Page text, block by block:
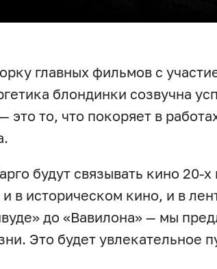
главных фильмов с
блондинки созвучна
это то, что покоряет в
будут связывать кино 20-
в историческом кино, и в
до «Вавилона» — мы
Это будет увлекательное